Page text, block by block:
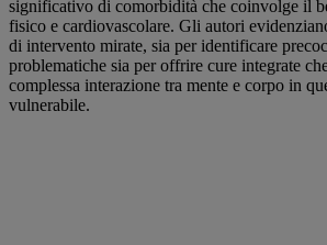
significativo di comorbidità che coinvolge il
fisico e cardiovascolare. Gli autori
di intervento mirate, sia per identificare
problematiche sia per offrire cure integrate
complessa interazione tra mente e corpo in
vulnerabile.